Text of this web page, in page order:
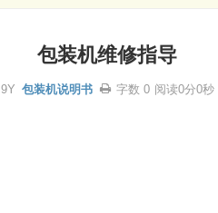
包装机维修指导
9Y 包装机说明书 字数 0 阅读0分0秒